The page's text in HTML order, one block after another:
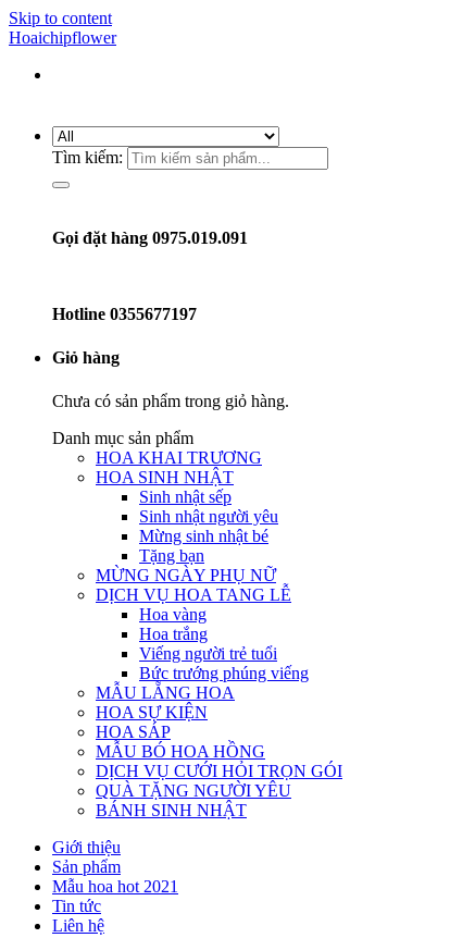
Skip to content
Hoaichipflower
Tìm kiếm:
Gọi đặt hàng 0975.019.091
Hotline 0355677197
Giỏ hàng
Chưa có sản phẩm trong giỏ hàng.
Danh mục sản phẩm
HOA KHAI TRƯƠNG
HOA SINH NHẬT
Sinh nhật sếp
Sinh nhật người yêu
Mừng sinh nhật bé
Tặng bạn
MỪNG NGÀY PHỤ NỮ
DỊCH VỤ HOA TANG LỄ
Hoa vàng
Hoa trắng
Viếng người trẻ tuổi
Bức trướng phúng viếng
MẪU LẴNG HOA
HOA SỰ KIỆN
HOA SÁP
MẪU BÓ HOA HỒNG
DỊCH VỤ CƯỚI HỎI TRỌN GÓI
QUÀ TẶNG NGƯỜI YÊU
BÁNH SINH NHẬT
Giới thiệu
Sản phẩm
Mẫu hoa hot 2021
Tin tức
Liên hệ